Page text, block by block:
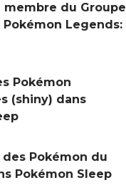
membre du Groupe
Pokémon Legends:
Pokémon
(shiny) dans
Pokémon du
Pokémon Sleep